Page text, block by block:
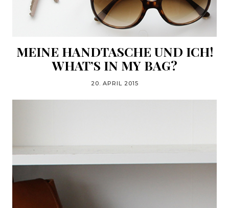
MEINE HANDTASCHE UND ICH!
WHAT’S IN MY BAG?
20. APRIL 2015